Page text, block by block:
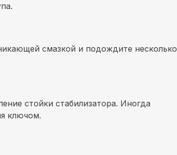
смазкой и подождите несколько
стойки стабилизатора. Иногда
ключом.